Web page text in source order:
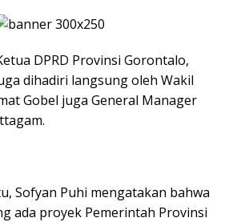
DPRD Provinsi Gorontalo,
dihadiri langsung oleh Wakil
Gobel juga General Manager
Sofyan Puhi mengatakan bahwa
ada proyek Pemerintah Provinsi